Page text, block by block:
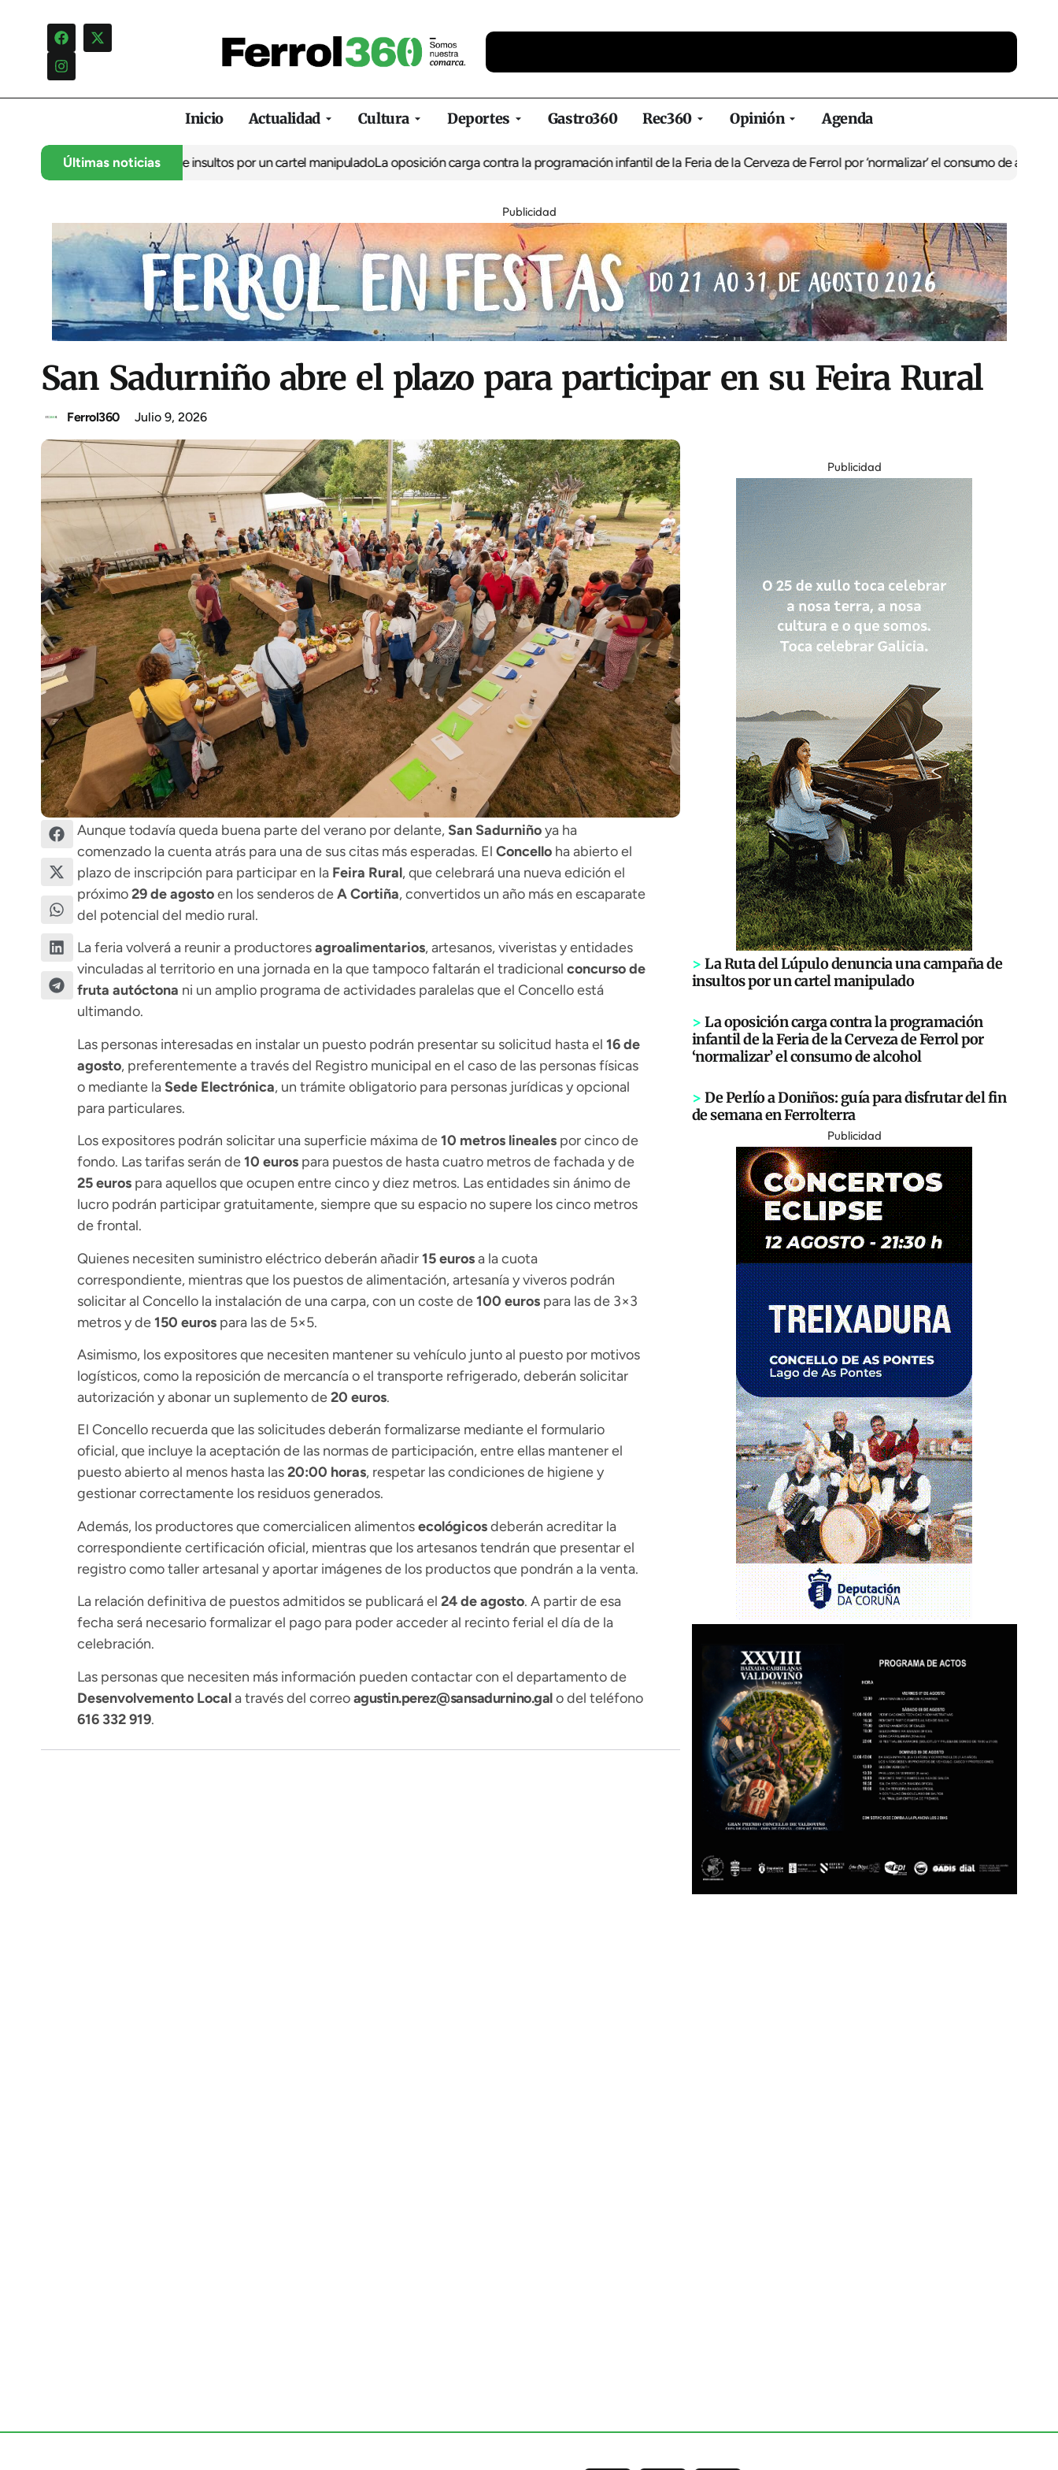
Inicio Actualidad Cultura Deportes Gastro360 Rec360 Opinión Agenda
Últimas noticias
una campaña de insultos por un cartel manipuladoLa oposición carga contra la programación infantil de la Feria de la Cerveza de Ferrol por ‘normalizar’ el consumo de alcoholDe
Publicidad
San Sadurniño abre el plazo para participar en su Feira Rural
Ferrol360 Julio 9, 2026
Aunque todavía queda buena parte del verano por delante, San Sadurniñoya ha
comenzado la cuenta atrás para una de sus citas más esperadas. El Concelloha abierto el
plazo de inscripción para participar en la Feira Rural, que celebrará una nueva edición el
próximo29 de agostoen los senderos deA Cortiña, convertidos un año más en escaparate
del potencial del medio rural.
La feria volverá a reunir a productoresagroalimentarios, artesanos, viveristas y entidades
vinculadas al territorio en una jornada en la que tampoco faltarán el tradicional concurso de
fruta autóctona ni un amplio programa de actividades paralelas que el Concello está
ultimando.
Las personas interesadas en instalar un puesto podrán presentar su solicitud hasta el 16 de
agosto, preferentemente a través del Registro municipal en el caso de las personas físicas
o mediante la Sede Electrónica, un trámite obligatorio para personas jurídicas y opcional
para particulares.
Los expositores podrán solicitar una superficie máxima de10 metros linealespor cinco de
fondo. Las tarifas serán de10 eurospara puestos de hasta cuatro metros de fachada y de
25 eurospara aquellos que ocupen entre cinco y diez metros. Las entidades sin ánimo de
lucro podrán participar gratuitamente, siempre que su espacio no supere los cinco metros
de frontal.
Quienes necesiten suministro eléctrico deberán añadir15 eurosa la cuota
correspondiente, mientras que los puestos de alimentación, artesanía y viveros podrán
solicitar al Concello la instalación de una carpa, con un coste de100 eurospara las de 3×3
metros y de150 eurospara las de 5×5.
Asimismo, los expositores que necesiten mantener su vehículo junto al puesto por motivos
logísticos, como la reposición de mercancía o el transporte refrigerado, deberán solicitar
autorización y abonar un suplemento de20 euros.
El Concello recuerda que las solicitudes deberán formalizarse mediante el formulario
oficial, que incluye la aceptación de las normas de participación, entre ellas mantener el
puesto abierto al menos hasta las20:00 horas, respetar las condiciones de higiene y
gestionar correctamente los residuos generados.
Además, los productores que comercialicen alimentosecológicosdeberán acreditar la
correspondiente certificación oficial, mientras que los artesanos tendrán que presentar el
registro como taller artesanal y aportar imágenes de los productos que pondrán a la venta.
La relación definitiva de puestos admitidos se publicará el 24 de agosto. A partir de esa
fecha será necesario formalizar el pago para poder acceder al recinto ferial el día de la
celebración.
Las personas que necesiten más información pueden contactar con el departamento de
Desenvolvemento Locala través del correoagustin.perez@sansadurnino.galo del teléfono
616 332 919.
Publicidad
> La Ruta del Lúpulo denuncia una campaña de
insultos por un cartel manipulado
> La oposición carga contra la programación
infantil de la Feria de la Cerveza de Ferrol por
‘normalizar’ el consumo de alcohol
> De Perlío a Doniños: guía para disfrutar del fin
de semana en Ferrolterra
Publicidad